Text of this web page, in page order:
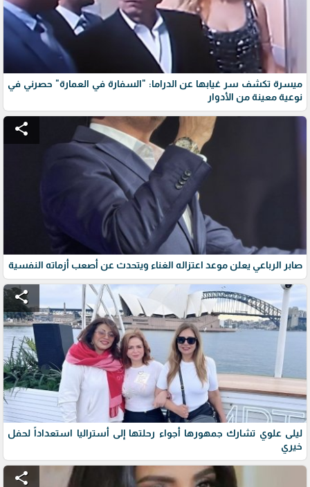
ميسرة تكشف سر غيابها عن الدراما: "السفارة في العمارة" حصرني في
نوعية معينة من الأدوار
share
صابر الرباعي يعلن موعد اعتزاله الغناء ويتحدث عن أصعب أزماته النفسية
share
ليلى علوي تشارك جمهورها أجواء رحلتها إلى أستراليا استعداداً لحفل
خيري
share